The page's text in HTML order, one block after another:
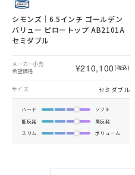
シモンズ｜6.5インチ ゴールデン
バリュー ピロートップ AB2101A
セミダブル
メーカー小売
希望価格
¥210,100 (税込)
サイズ セミダブル
ハード
ソフト
低反発
高反発
スリム
ボリューム